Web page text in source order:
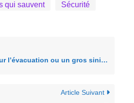
qui sauvent
Sécurité
l’évacuation ou un gros sinistre
Article Suivant